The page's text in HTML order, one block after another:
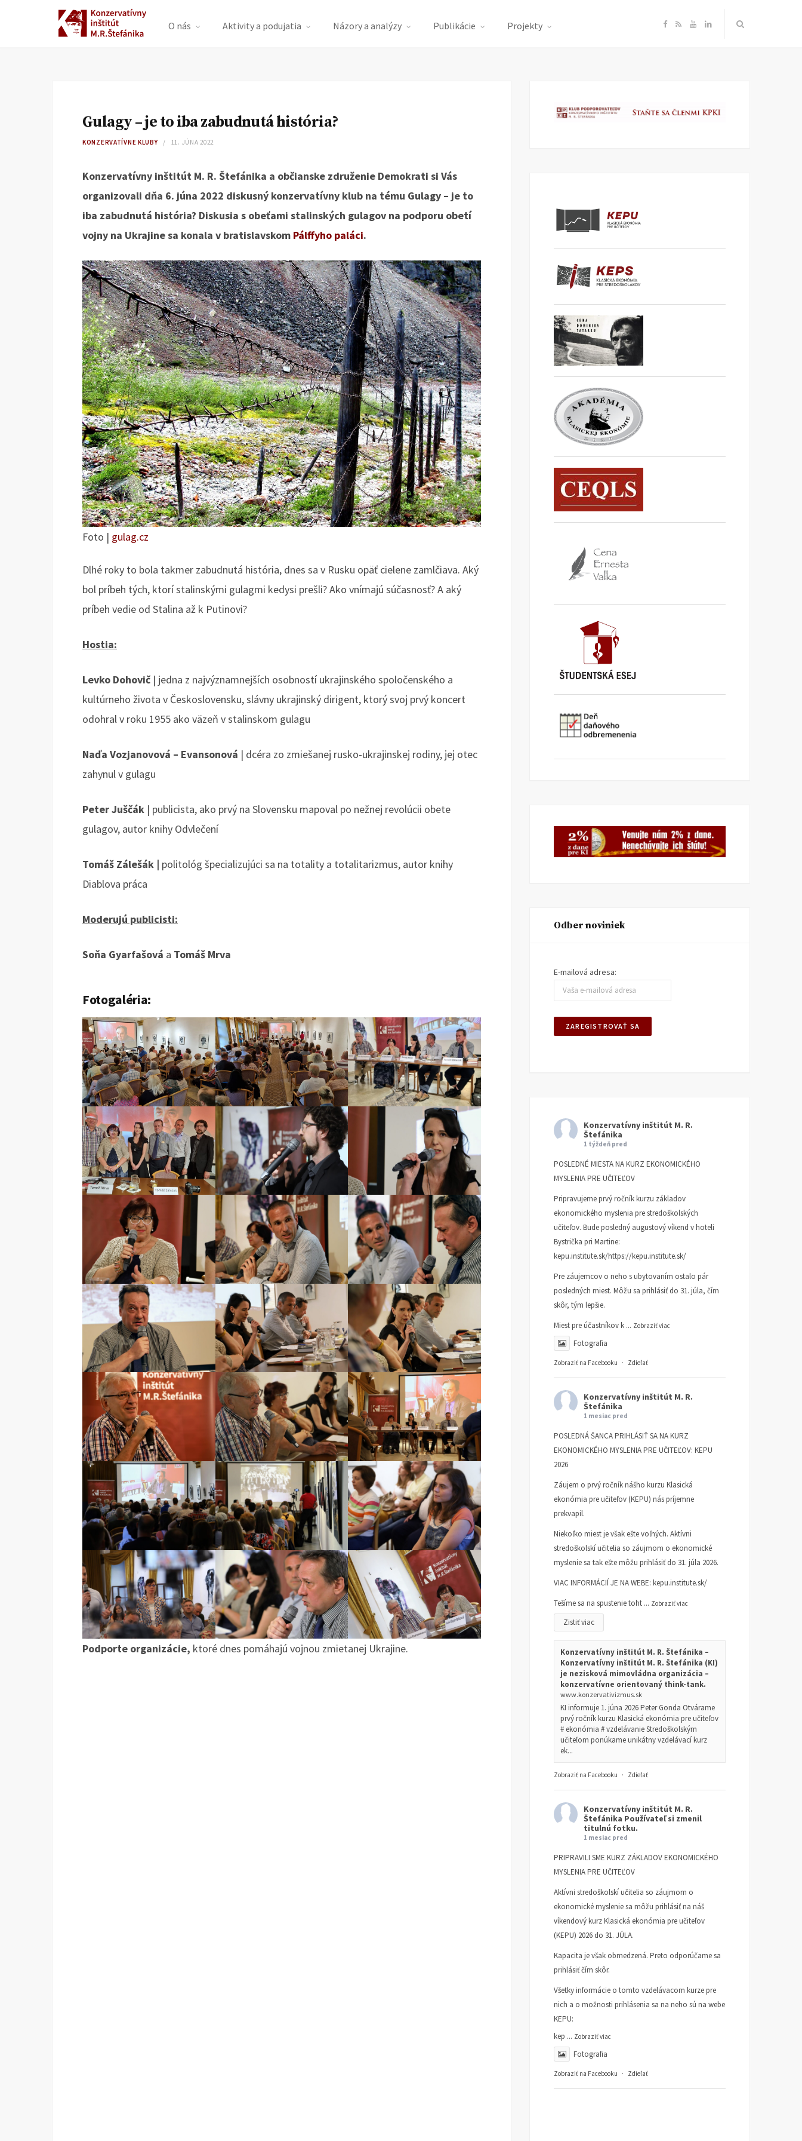
O nás Aktivity a podujatia Názory a analýzy Publikácie Projekty F
e
R Y
T
L
k
Gulagy – je to iba zabudnutá história?
KONZERVATÍVNE KLUBY 11. JÚNA 2022
Konzervatívny inštitút M. R. Štefánika a občianske združenie Demokrati si Vás
organizovali dňa 6. júna 2022 diskusný konzervatívny klub na tému Gulagy – je to
iba zabudnutá história? Diskusia s obeťami stalinských gulagov na podporu obetí
vojny na Ukrajine sa konala v bratislavskom Pálffyho paláci.
Foto | gulag.cz
Dlhé roky to bola takmer zabudnutá história, dnes sa v Rusku opäť cielene zamlčiava. Aký
bol príbeh tých, ktorí stalinskými gulagmi kedysi prešli? Ako vnímajú súčasnosť? A aký
príbeh vedie od Stalina až k Putinovi?
Hostia:
Levko Dohovič | jedna z najvýznamnejších osobností ukrajinského spoločenského a
kultúrneho života v Československu, slávny ukrajinský dirigent, ktorý svoj prvý koncert
odohral v roku 1955 ako väzeň v stalinskom gulagu
Naďa Vozjanovová – Evansonová | dcéra zo zmiešanej rusko-ukrajinskej rodiny, jej otec
zahynul v gulagu
Peter Juščák | publicista, ako prvý na Slovensku mapoval po nežnej revolúcii obete
gulagov, autor knihy Odvlečení
Tomáš Zálešák | politológ špecializujúci sa na totality a totalitarizmus, autor knihy
Diablova práca
Moderujú publicisti:
Soňa Gyarfašová a Tomáš Mrva
Fotogaléria:
Podporte organizácie, ktoré dnes pomáhajú vojnou zmietanej Ukrajine.
Odber noviniek
E-mailová adresa:
Konzervatívny inštitút M. R.
Štefánika
1 týždeň pred
POSLEDNÉ MIESTA NA KURZ EKONOMICKÉHO
MYSLENIA PRE UČITEĽOV
Pripravujeme prvý ročník kurzu základov
ekonomického myslenia pre stredoškolských
učiteľov. Bude posledný augustový víkend v hoteli
Bystrička pri Martine:
kepu.institute.sk/https://kepu.institute.sk/
Pre záujemcov o neho s ubytovaním ostalo pár
posledných miest. Môžu sa prihlásiť do 31. júla, čím
skôr, tým lepšie.
Miest pre účastníkov k ... Zobraziť viac
Fotografia
Zobraziť na Facebooku · Zdieľať
Konzervatívny inštitút M. R.
Štefánika
1 mesiac pred
POSLEDNÁ ŠANCA PRIHLÁSIŤ SA NA KURZ
EKONOMICKÉHO MYSLENIA PRE UČITEĽOV: KEPU
2026
Záujem o prvý ročník nášho kurzu Klasická
ekonómia pre učiteľov (KEPU) nás príjemne
prekvapil.
Niekoľko miest je však ešte voľných. Aktívni
stredoškolskí učitelia so záujmom o ekonomické
myslenie sa tak ešte môžu prihlásiť do 31. júla 2026.
VIAC INFORMÁCIÍ JE NA WEBE: kepu.institute.sk/
Tešíme sa na spustenie toht ... Zobraziť viac
Zistiť viac
Konzervatívny inštitút M. R. Štefánika –
Konzervatívny inštitút M. R. Štefánika (KI)
je nezisková mimovládna organizácia –
konzervatívne orientovaný think-tank.
www.konzervativizmus.sk
KI informuje 1. júna 2026 Peter Gonda Otvárame
prvý ročník kurzu Klasická ekonómia pre učiteľov
# ekonómia # vzdelávanie Stredoškolským
učiteľom ponúkame unikátny vzdelávací kurz
ek...
Zobraziť na Facebooku · Zdieľať
Konzervatívny inštitút M. R.
Štefánika Používateľ si zmenil
titulnú fotku.
1 mesiac pred
PRIPRAVILI SME KURZ ZÁKLADOV EKONOMICKÉHO
MYSLENIA PRE UČITEĽOV
Aktívni stredoškolskí učitelia so záujmom o
ekonomické myslenie sa môžu prihlásiť na náš
víkendový kurz Klasická ekonómia pre učiteľov
(KEPU) 2026 do 31. JÚLA.
Kapacita je však obmedzená. Preto odporúčame sa
prihlásiť čím skôr.
Všetky informácie o tomto vzdelávacom kurze pre
nich a o možnosti prihlásenia sa na neho sú na webe
KEPU:
kep ... Zobraziť viac
Fotografia
Zobraziť na Facebooku · Zdieľať